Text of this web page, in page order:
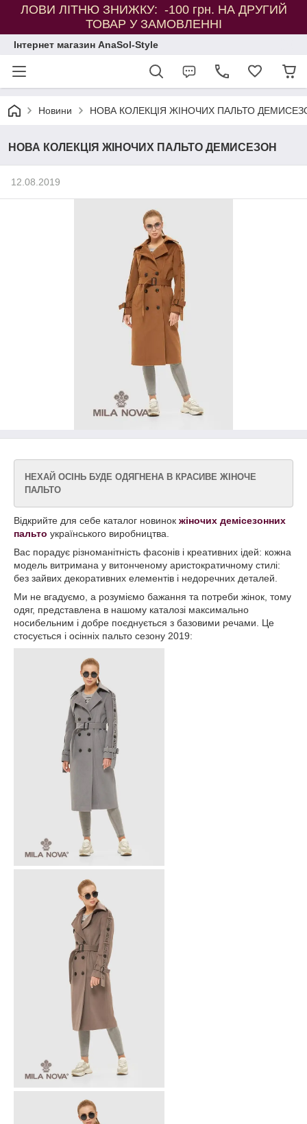
ЛОВИ ЛІТНЮ ЗНИЖКУ: -100 грн. НА ДРУГИЙ
ТОВАР У ЗАМОВЛЕННІ
Інтернет магазин AnaSol-Style
Новини НОВА КОЛЕКЦІЯ ЖІНОЧИХ ПАЛЬТО
НОВА КОЛЕКЦІЯ ЖІНОЧИХ ПАЛЬТО ДЕМИСЕЗОН
12.08.2019
НЕХАЙ ОСІНЬ БУДЕ ОДЯГНЕНА В КРАСИВЕ ЖІНОЧЕ
ПАЛЬТО
Відкрийте для себе каталог новинок жіночих демісезонних
пальто українського виробництва.
Вас порадує різноманітність фасонів і креативних ідей: кожна
модель витримана у витонченому аристократичному стилі:
без зайвих декоративних елементів і недоречних деталей.
Ми не вгадуємо, а розуміємо бажання та потреби жінок, тому
одяг, представлена в нашому каталозі максимально
носибельним і добре поєднується з базовими речами. Це
стосується і осінніх пальто сезону 2019: